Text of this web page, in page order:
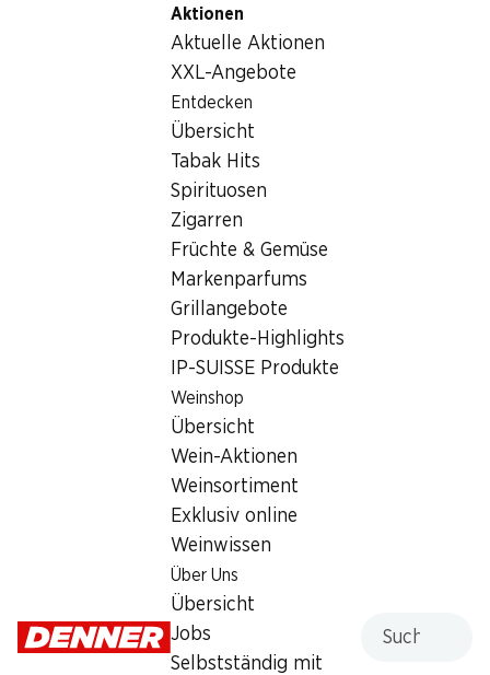
Aktionen
Aktuelle Aktionen
XXL-Angebote
Entdecken
Übersicht
Tabak Hits
Spirituosen
Zigarren
Früchte & Gemüse
Markenparfums
Grillangebote
Produkte-Highlights
IP-SUISSE Produkte
Weinshop
Übersicht
Wein-Aktionen
Weinsortiment
Exklusiv online
Weinwissen
Über Uns
Übersicht
Jobs
Selbstständig mit
Lebensmittel
Brot/Backwaren
Mmmh Baguette Knoblauch
Mmmh Baguette Knoblauch
1008554
Was andere Kunden kaufen